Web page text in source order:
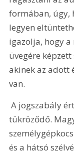
formában, úgy,
legyen
igazolja, hogy
üvegére
akinek az adott
van.
A jogszabály értelmében a fólia nem lehet
tükröződő.
és a hátsó